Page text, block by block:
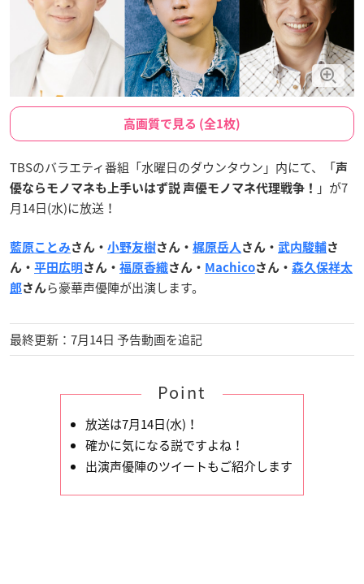
高画質で見る (全1枚)
TBSのバラエティ番組「水曜日のダウンタウン」内にて、「声
優ならモノマネも上手いはず説 声優モノマネ代理戦争！
」が7
月14日(水)に放送！
藍原ことみさん・ 小野友樹さん・ 梶原岳人 さん・ 武内駿輔さ
ん・ 平田広明 さん・ 福原香織さん・ Machicoさん・ 森久保祥太
郎さんら豪華声優陣が出演します。
最終更新：7月14日 予告動画を追記
Point
放送は7月14日(水)！
確かに気になる説ですよね！
出演声優陣のツイートもご紹介します